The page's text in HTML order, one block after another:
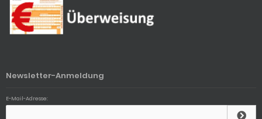
Newsletter-Anmeldung
E-Mail-Adresse: